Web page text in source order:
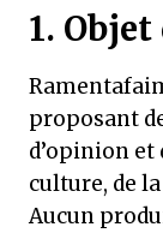
1.
proposant
d’opinion
culture, de
Aucun